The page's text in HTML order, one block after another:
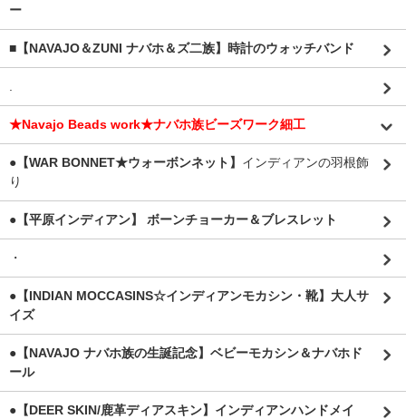
ー
■【NAVAJO＆ZUNI ナバホ＆ズ二族】時計のウォッチバンド
.
★Navajo Beads work★ナバホ族ビーズワーク細工
●【WAR BONNET★ウォーボンネット】 インディアンの羽根飾
り
●【平原インディアン】 ボーンチョーカー＆ブレスレット
・
●【INDIAN MOCCASINS☆インディアンモカシン・靴】大人サ
イズ
●【NAVAJO ナバホ族の生誕記念】ベビーモカシン＆ナバホド
ール
●【DEER SKIN/鹿革ディアスキン】インディアンハンドメイ